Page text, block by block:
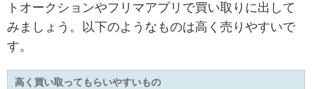
トオークションやフリマアプリで買い取りに出して
みましょう。以下のようなものは高く売りやすいで
す。
高く買い取ってもらいやすいもの